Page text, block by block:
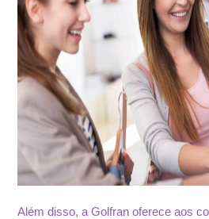
Além disso, a Golfran oferece aos